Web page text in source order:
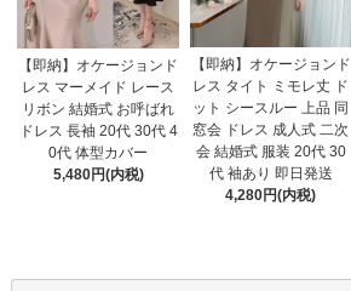
【即納】オケージョンド
レス マーメイド レース
リボン 結婚式 お呼ばれ
ドレス 長袖 20代 30代 4
0代 体型カバー
5,480円(内税)
【即納】オケージョンド
レス タイト ミモレ丈 ド
ット シースルー 上品 同
窓会 ドレス 成人式 二次
会 結婚式 服装 20代 30
代 袖あり 即日発送
4,280円(内税)